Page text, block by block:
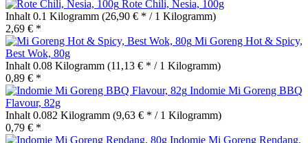
Rote Chili, Nesia, 100g
Inhalt 0.1 Kilogramm (26,90 € * / 1 Kilogramm)
2,69 € *
Mi Goreng Hot & Spicy,
Best Wok, 80g
Inhalt 0.08 Kilogramm (11,13 € * / 1 Kilogramm)
0,89 € *
Indomie Mi Goreng BBQ
Flavour, 82g
Inhalt 0.082 Kilogramm (9,63 € * / 1 Kilogramm)
0,79 € *
Indomie Mi Goreng Rendang,